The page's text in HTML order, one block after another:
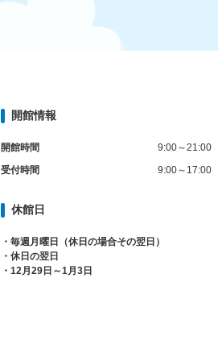
開館情報
開館時間
9:00～21:00
受付時間
9:00～17:00
休館日
・毎週月曜日（休日の場合その翌日）
・休日の翌日
・12月29日～1月3日